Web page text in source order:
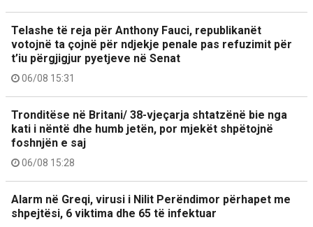
Telashe të reja për Anthony Fauci, republikanët
votojnë ta çojnë për ndjekje penale pas refuzimit për
t’iu përgjigjur pyetjeve në Senat
06/08 15:31
Tronditëse në Britani/ 38-vjeçarja shtatzënë bie nga
kati i nëntë dhe humb jetën, por mjekët shpëtojnë
foshnjën e saj
06/08 15:28
Alarm në Greqi, virusi i Nilit Perëndimor përhapet me
shpejtësi, 6 viktima dhe 65 të infektuar